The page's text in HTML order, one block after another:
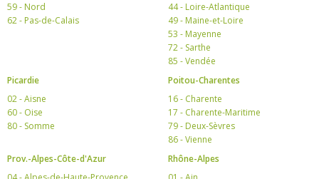
59 - Nord
62 - Pas-de-Calais
44 - Loire-Atlantique
49 - Maine-et-Loire
53 - Mayenne
72 - Sarthe
85 - Vendée
Picardie
02 - Aisne
60 - Oise
80 - Somme
Poitou-Charentes
16 - Charente
17 - Charente-Maritime
79 - Deux-Sèvres
86 - Vienne
Prov.-Alpes-Côte-d'Azur
Rhône-Alpes